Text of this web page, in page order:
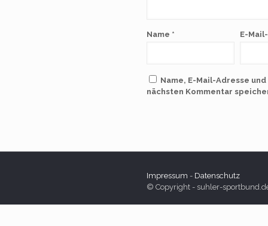
Name * E-
Name, E-Mail-Adresse
nächsten Kommentar
Impressum - Datenschutz
© Copyright - suhler-